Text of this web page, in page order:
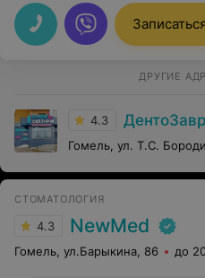
оставляет желать
заморозкой на пол лица.
ДРУГИЕ
4.3
Гомель, ул. Т.С.
СТОМАТОЛОГИЯ
4.3 NewMed
Гомель, ул.Барыкина, 86 до